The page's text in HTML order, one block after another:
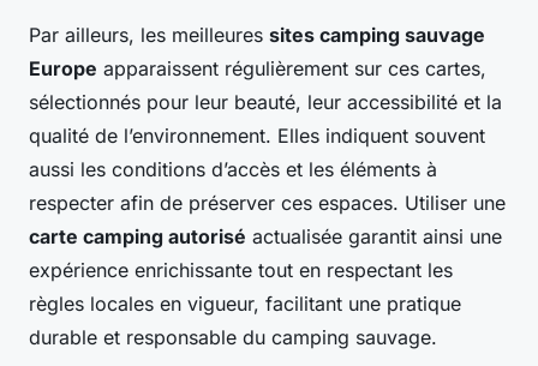
Par ailleurs, les meilleures sites camping sauvage
Europe apparaissent régulièrement sur ces cartes,
sélectionnés pour leur beauté, leur accessibilité et la
qualité de l’environnement. Elles indiquent souvent
aussi les conditions d’accès et les éléments à
respecter afin de préserver ces espaces. Utiliser une
carte camping autorisé actualisée garantit ainsi une
expérience enrichissante tout en respectant les
règles locales en vigueur, facilitant une pratique
durable et responsable du camping sauvage.